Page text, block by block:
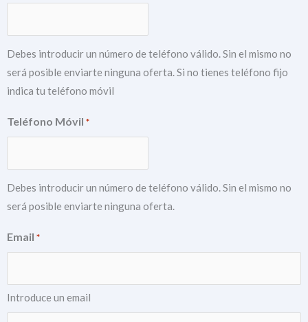
Debes introducir un número de teléfono válido. Sin el mismo no
será posible enviarte ninguna oferta. Si no tienes teléfono fijo
indica tu teléfono móvil
Teléfono Móvil *
Debes introducir un número de teléfono válido. Sin el mismo no
será posible enviarte ninguna oferta.
Email *
Introduce un email